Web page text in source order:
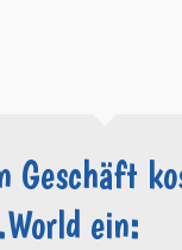
Geschäft
ein: